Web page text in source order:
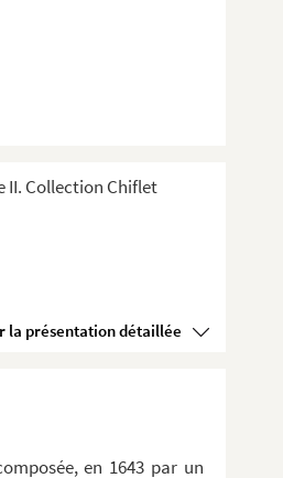
II. Collection Chiflet
Voir la présentation détaillée
en 1643 par un